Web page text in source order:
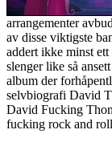
arrangementer
av disse viktigste
addert ikke minst
slenger like så
album der
selvbiografi David
David Fucking
fucking rock and